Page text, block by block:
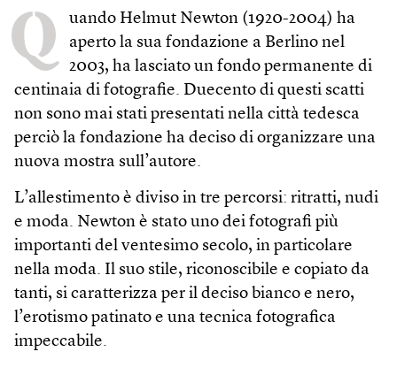
Q uando Helmut Newton (1920-2004) ha
aperto la sua fondazione a Berlino nel
2003, ha lasciato un fondo permanente di
centinaia di fotografie. Duecento di questi scatti
non sono mai stati presentati nella città tedesca
perciò la fondazione ha deciso di organizzare una
nuova mostra sull’autore.
L’allestimento è diviso in tre percorsi: ritratti, nudi
e moda. Newton è stato uno dei fotografi più
importanti del ventesimo secolo, in particolare
nella moda. Il suo stile, riconoscibile e copiato da
tanti, si caratterizza per il deciso bianco e nero,
l’erotismo patinato e una tecnica fotografica
impeccabile.